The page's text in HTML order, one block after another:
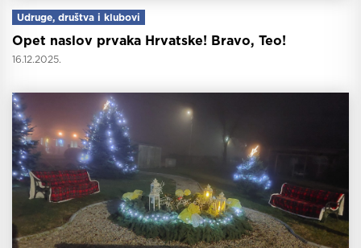
Udruge, društva i klubovi
Opet naslov prvaka Hrvatske! Bravo, Teo!
16.12.2025.